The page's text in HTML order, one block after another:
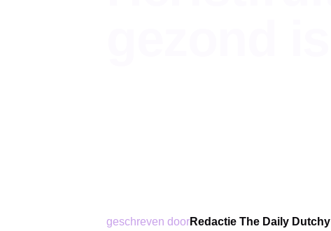
geschreven doorRedactie The Daily Dutchy